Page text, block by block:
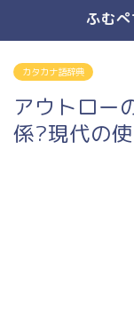
ふむ
カタカナ語辞典
アウトロー
係?現代の